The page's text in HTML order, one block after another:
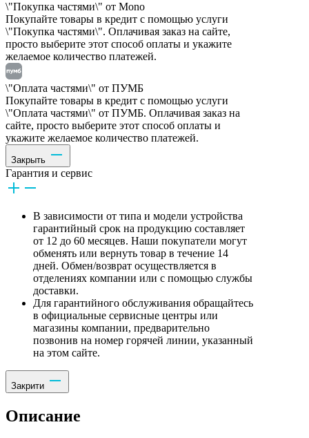
\"Покупка частями\" от Mono
Покупайте товары в кредит с помощью услуги
\"Покупка частями\". Оплачивая заказ на сайте,
просто выберите этот способ оплаты и укажите
желаемое количество платежей.
\"Оплата частями\" от ПУМБ
Покупайте товары в кредит с помощью услуги
\"Оплата частями\" от ПУМБ. Оплачивая заказ на
сайте, просто выберите этот способ оплаты и
укажите желаемое количество платежей.
Закрыть
Гарантия и сервис
В зависимости от типа и модели устройства
гарантийный срок на продукцию составляет
от 12 до 60 месяцев. Наши покупатели могут
обменять или вернуть товар в течение 14
дней. Обмен/возврат осуществляется в
отделениях компании или с помощью службы
доставки.
Для гарантийного обслуживания обращайтесь
в официальные сервисные центры или
магазины компании, предварительно
позвонив на номер горячей линии, указанный
на этом сайте.
Закрити
Описание